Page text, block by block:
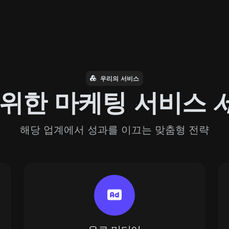
우리의 서비스
한 마케팅 서비스
해당 업계에서 성과를 이끄는 맞춤형 전략